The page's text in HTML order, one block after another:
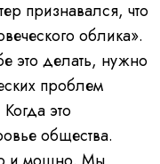
признавался, что
облика».
это делать, нужно
проблем
это
общества.